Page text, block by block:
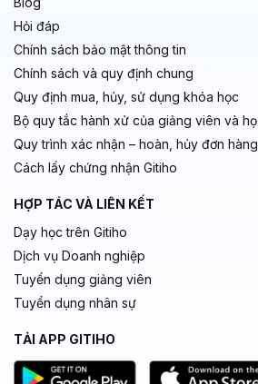
Hỏi đáp
Chính sách bảo mật thông tin
Chính sách và quy định chung
Quy định mua, hủy, sử dụng khóa học
Bộ quy tắc hành xử của giảng viên và
Quy trình xác nhận – hoàn, hủy đơn
Cách lấy chứng nhận Gitiho
HỢP TÁC VÀ LIÊN KẾT
Dạy học trên Gitiho
Dịch vụ Doanh nghiệp
Tuyển dụng giảng viên
Tuyển dụng nhân sự
TẢI APP GITIHO